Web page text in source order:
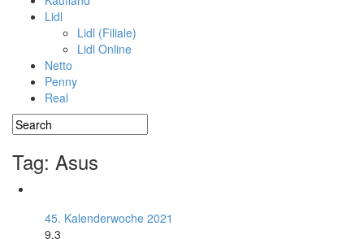
Lidl
Lidl (Filiale)
Lidl Online
Netto
Penny
Real
Tag: Asus
45. Kalenderwoche 2021
9.3